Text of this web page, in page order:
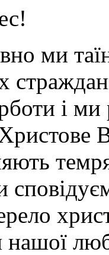
ми
і
нашої